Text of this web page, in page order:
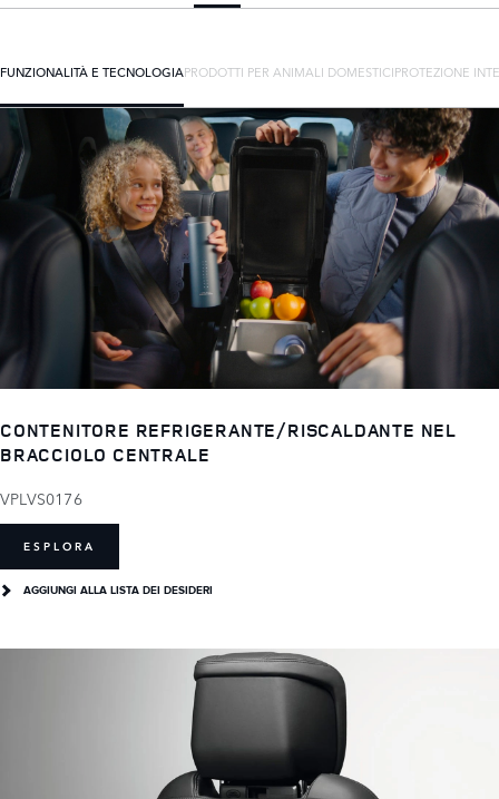
FUNZIONALITÀ E TECNOLOGIAPRODOTTI PER ANIMALI DOMESTICIPROTEZIONE
CONTENITORE REFRIGERANTE/RISCALDANTE NEL
BRACCIOLO CENTRALE
VPLVS0176
ESPLORA
AGGIUNGI ALLA LISTA DEI DESIDERI